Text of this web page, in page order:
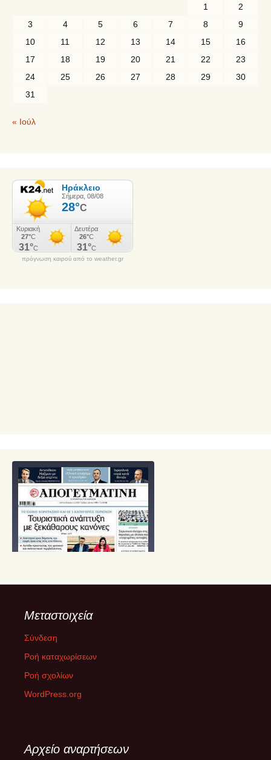
1
2
3
4 5 6 7 8
9
10
11 12 13 14 15
16
17
18 19 20 21 22
23
24
25 26 27 28 29
30
31
« Ιούλ
πρόγνωση καιρού από το weather.gr
Μεταστοιχεία
Σύνδεση
Ροή καταχωρίσεων
Ροή σχολίων
WordPress.org
Αρχείο αναρτήσεων